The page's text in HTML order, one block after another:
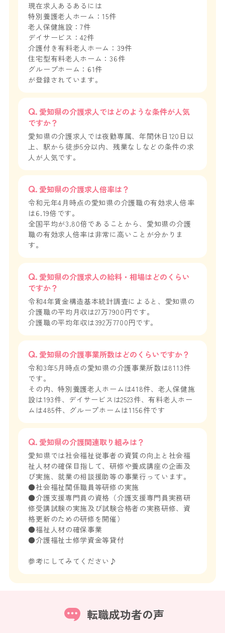
現在求人あるあるには
特別養護老人ホーム：15件
老人保健施設：7件
デイサービス：42件
介護付き有料老人ホーム：39件
住宅型有料老人ホーム：36件
グループホーム：61件
が登録されています。
愛知県の介護求人ではどのような条件が人気
ですか？
愛知県の介護求人では夜勤専属、年間休日120日以
上、駅から徒歩5分以内、残業なしなどの条件の求
人が人気です。
愛知県の介護求人倍率は？
令和元年4月時点の愛知県の介護職の有効求人倍率
は6.19倍です。
全国平均が3.80倍であることから、愛知県の介護
職の有効求人倍率は非常に高いことが分かりま
す。
愛知県の介護求人の給料・相場はどのくらい
ですか？
令和4年賃金構造基本統計調査によると、愛知県の
介護職の平均月収は27万7900円です。
介護職の平均年収は392万7700円です。
愛知県の介護事業所数はどのくらいですか？
令和3年5月時点の愛知県の介護事業所数は8113件
です。
その内、特別養護老人ホームは418件、老人保健施
設は193件、デイサービスは2523件、有料老人ホー
ムは485件、グループホームは1156件です
愛知県の介護関連取り組みは？
愛知県では社会福祉従事者の資質の向上と社会福
祉人材の確保目指して、研修や養成講座の企画及
び実施、就業の相談援助等の事業行っています。
●社会福祉関係職員等研修の実施
●介護支援専門員の資格（介護支援専門員実務研
修受講試験の実施及び試験合格者の実務研修、資
格更新のための研修を開催）
●福祉人材の確保事業
●介護福祉士修学資金等貸付
参考にしてみてください♪
転職成功者の声